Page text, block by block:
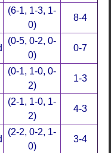
(6-1, 1-3, 1-
0)
8-4
(0-5, 0-2, 0-
0)
0-7
(0-1, 1-0, 0-
2)
1-3
(2-1, 1-0, 1-
2)
4-3
(2-2, 0-2, 1-
0)
3-4